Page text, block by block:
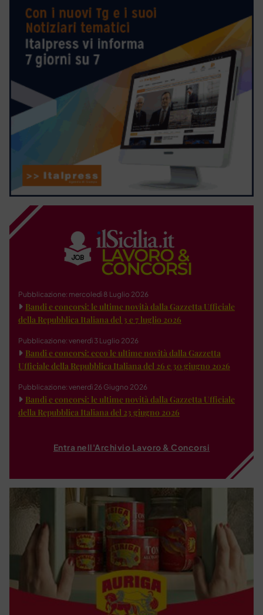
Pubblicazione: mercoledì 8 Luglio 2026
Bandi e concorsi: le ultime novità dalla Gazzetta Ufficiale
della Repubblica Italiana del 3 e 7 luglio 2026
Pubblicazione: venerdì 3 Luglio 2026
Bandi e concorsi: ecco le ultime novità dalla Gazzetta
Ufficiale della Repubblica Italiana del 26 e 30 giugno 2026
Pubblicazione: venerdì 26 Giugno 2026
Bandi e concorsi: le ultime novità dalla Gazzetta Ufficiale
della Repubblica Italiana del 23 giugno 2026
Entra nell'Archivio Lavoro & Concorsi